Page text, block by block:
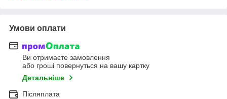
Умови оплати
Ви отримаєте замовлення
або гроші повернуться на вашу картку
Детальніше
Післяплата